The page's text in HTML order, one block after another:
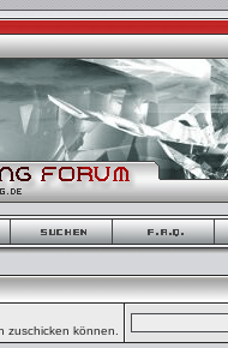
zuschicken können.